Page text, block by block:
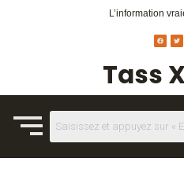
Tass
L’information